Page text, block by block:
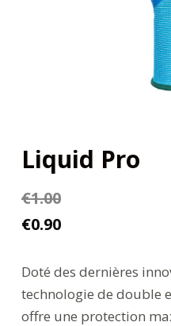
Liquid Pro
€1.00
€0.90
Doté des dernières
technologie de double
offre une protection